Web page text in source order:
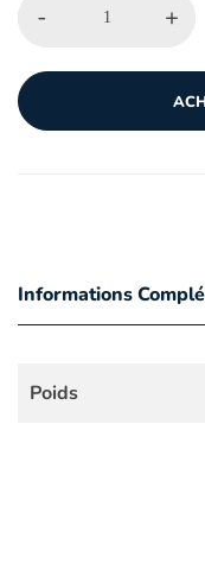
- +
Informations
Poids